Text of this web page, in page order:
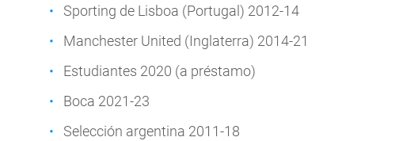
Sporting de Lisboa (Portugal) 2012-14
Manchester United (Inglaterra) 2014-21
Estudiantes 2020 (a préstamo)
Boca 2021-23
Selección argentina 2011-18